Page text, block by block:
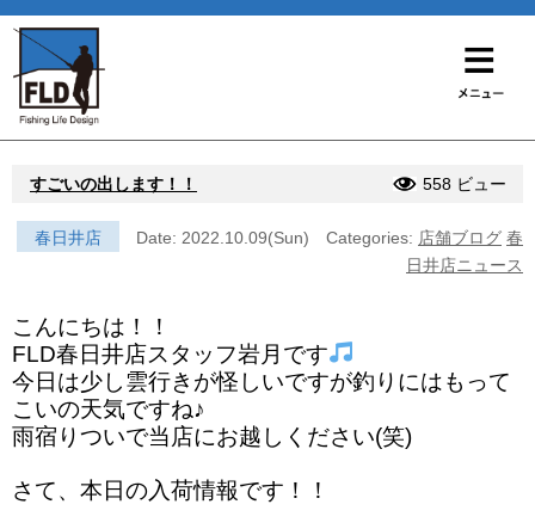
すごいの出します！！ 558 ビュー
春日井店 Date: 2022.10.09(Sun) Categories: 店舗ブログ 春
日井店ニュース
こんにちは！！
FLD春日井店スタッフ岩月です
今日は少し雲行きが怪しいですが釣りにはもって
こいの天気ですね♪
雨宿りついで当店にお越しください(笑)
さて、本日の入荷情報です！！